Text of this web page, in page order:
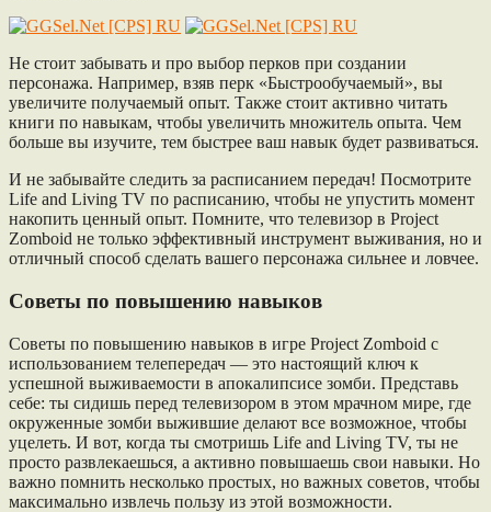
Не стоит забывать и про выбор перков при создании
персонажа. Например, взяв перк «Быстрообучаемый», вы
увеличите получаемый опыт. Также стоит активно читать
книги по навыкам, чтобы увеличить множитель опыта. Чем
больше вы изучите, тем быстрее ваш навык будет развиваться.
И не забывайте следить за расписанием передач! Посмотрите
Life and Living TV по расписанию, чтобы не упустить момент
накопить ценный опыт. Помните, что телевизор в Project
Zomboid не только эффективный инструмент выживания, но и
отличный способ сделать вашего персонажа сильнее и ловчее.
Советы по повышению навыков
Советы по повышению навыков в игре Project Zomboid с
использованием телепередач — это настоящий ключ к
успешной выживаемости в апокалипсисе зомби. Представь
себе: ты сидишь перед телевизором в этом мрачном мире, где
окруженные зомби выжившие делают все возможное, чтобы
уцелеть. И вот, когда ты смотришь Life and Living TV, ты не
просто развлекаешься, а активно повышаешь свои навыки. Но
важно помнить несколько простых, но важных советов, чтобы
максимально извлечь пользу из этой возможности.